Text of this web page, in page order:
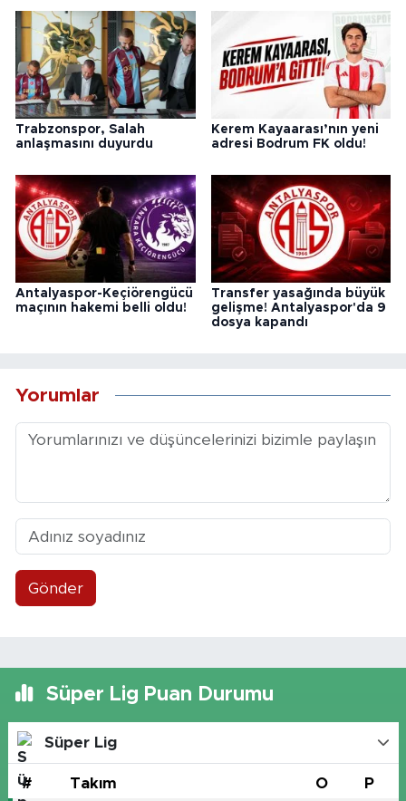
Trabzonspor, Salah
anlaşmasını duyurdu
Kerem Kayaarası’nın yeni
adresi Bodrum FK oldu!
Antalyaspor-Keçiörengücü
maçının hakemi belli oldu!
Transfer yasağında büyük
gelişme! Antalyaspor'da 9
dosya kapandı
Yorumlar
Gönder
Süper Lig Puan Durumu
Süper Lig
# Takım O P